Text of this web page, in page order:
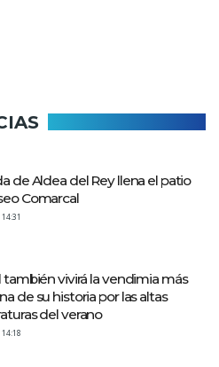
de Aldea del Rey llena el patio
Comarcal
también vivirá la vendimia más
de su historia por las altas
del verano